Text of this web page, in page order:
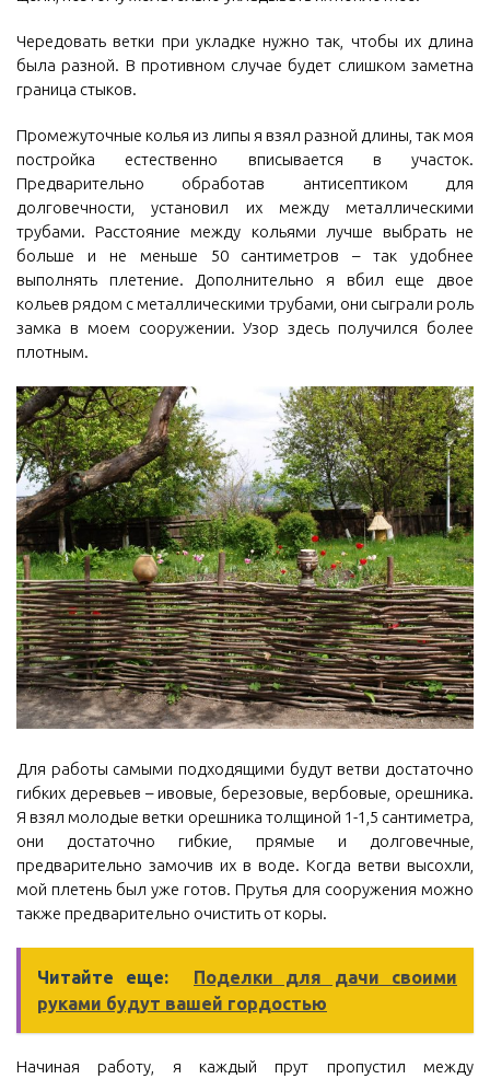
Чередовать ветки при укладке нужно так, чтобы их длина
была разной. В противном случае будет слишком заметна
граница стыков.
Промежуточные колья из липы я взял разной длины, так моя
постройка естественно вписывается в участок.
Предварительно обработав антисептиком для
долговечности, установил их между металлическими
трубами. Расстояние между кольями лучше выбрать не
больше и не меньше 50 сантиметров – так удобнее
выполнять плетение. Дополнительно я вбил еще двое
кольев рядом с металлическими трубами, они сыграли роль
замка в моем сооружении. Узор здесь получился более
плотным.
Для работы самыми подходящими будут ветви достаточно
гибких деревьев – ивовые, березовые, вербовые, орешника.
Я взял молодые ветки орешника толщиной 1-1,5 сантиметра,
они достаточно гибкие, прямые и долговечные,
предварительно замочив их в воде. Когда ветви высохли,
мой плетень был уже готов. Прутья для сооружения можно
также предварительно очистить от коры.
Читайте еще:
Поделки для дачи своими
руками будут вашей гордостью
Начиная работу, я каждый прут пропустил между